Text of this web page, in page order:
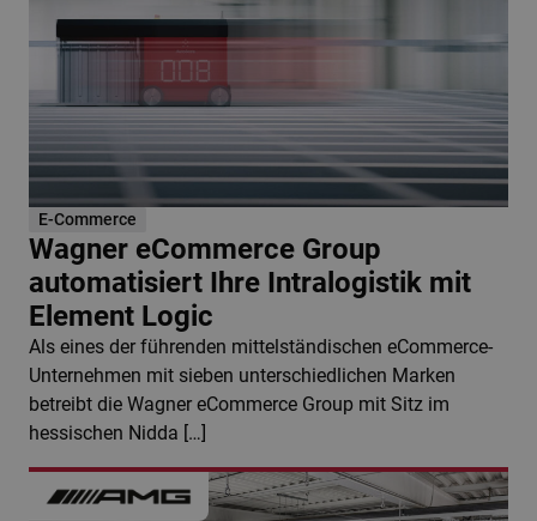
E-Commerce
Wagner eCommerce Group
automatisiert Ihre Intralogistik mit
Element Logic
Als eines der führenden mittelständischen eCommerce-
Unternehmen mit sieben unterschiedlichen Marken
betreibt die Wagner eCommerce Group mit Sitz im
hessischen Nidda […]